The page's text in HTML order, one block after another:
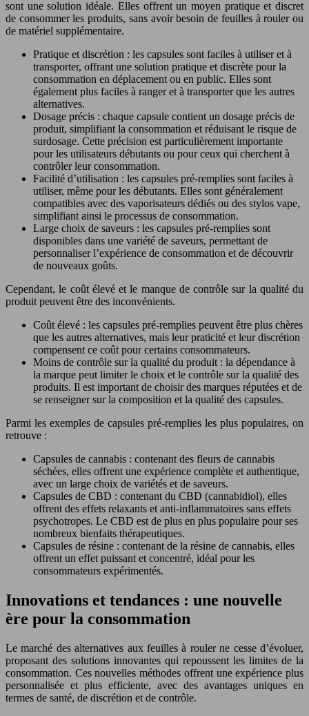
sont une solution idéale. Elles offrent un moyen pratique et discret
de consommer les produits, sans avoir besoin de feuilles à rouler ou
de matériel supplémentaire.
Pratique et discrétion : les capsules sont faciles à utiliser et à
transporter, offrant une solution pratique et discrète pour la
consommation en déplacement ou en public. Elles sont
également plus faciles à ranger et à transporter que les autres
alternatives.
Dosage précis : chaque capsule contient un dosage précis de
produit, simplifiant la consommation et réduisant le risque de
surdosage. Cette précision est particulièrement importante
pour les utilisateurs débutants ou pour ceux qui cherchent à
contrôler leur consommation.
Facilité d’utilisation : les capsules pré-remplies sont faciles à
utiliser, même pour les débutants. Elles sont généralement
compatibles avec des vaporisateurs dédiés ou des stylos vape,
simplifiant ainsi le processus de consommation.
Large choix de saveurs : les capsules pré-remplies sont
disponibles dans une variété de saveurs, permettant de
personnaliser l’expérience de consommation et de découvrir
de nouveaux goûts.
Cependant, le coût élevé et le manque de contrôle sur la qualité du
produit peuvent être des inconvénients.
Coût élevé : les capsules pré-remplies peuvent être plus chères
que les autres alternatives, mais leur praticité et leur discrétion
compensent ce coût pour certains consommateurs.
Moins de contrôle sur la qualité du produit : la dépendance à
la marque peut limiter le choix et le contrôle sur la qualité des
produits. Il est important de choisir des marques réputées et de
se renseigner sur la composition et la qualité des capsules.
Parmi les exemples de capsules pré-remplies les plus populaires, on
retrouve :
Capsules de cannabis : contenant des fleurs de cannabis
séchées, elles offrent une expérience complète et authentique,
avec un large choix de variétés et de saveurs.
Capsules de CBD : contenant du CBD (cannabidiol), elles
offrent des effets relaxants et anti-inflammatoires sans effets
psychotropes. Le CBD est de plus en plus populaire pour ses
nombreux bienfaits thérapeutiques.
Capsules de résine : contenant de la résine de cannabis, elles
offrent un effet puissant et concentré, idéal pour les
consommateurs expérimentés.
Innovations et tendances : une nouvelle
ère pour la consommation
Le marché des alternatives aux feuilles à rouler ne cesse d’évoluer,
proposant des solutions innovantes qui repoussent les limites de la
consommation. Ces nouvelles méthodes offrent une expérience plus
personnalisée et plus efficiente, avec des avantages uniques en
termes de santé, de discrétion et de contrôle.